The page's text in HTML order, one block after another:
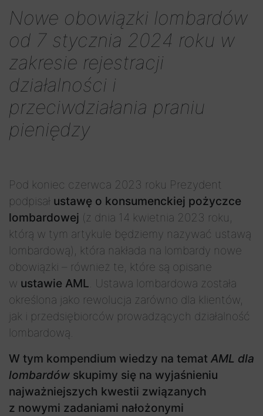
Nowe obowiązki lombardów
od 7 stycznia 2024 roku w
zakresie rejestracji
działalności i
przeciwdziałania praniu
pieniędzy
Pod koniec czerwca 2023 roku Prezydent
podpisał ustawę o konsumenckiej pożyczce
lombardowej (z dnia 14 kwietnia 2023 roku,
którą w tym artykule będziemy nazywać ustawą
lombardową), która nakłada na lombardy nowe
obowiązki – również te, które są opisane
w ustawie AML. Ustawa lombardowa została
określona jako rewolucja zarówno dla klientów,
jak i przedsiębiorców prowadzących działalność
lombardową.
W tym kompendium wiedzy na temat AML dla
lombardów skupimy się na wyjaśnieniu
najważniejszych kwestii związanych
z nowymi zadaniami nałożonymi